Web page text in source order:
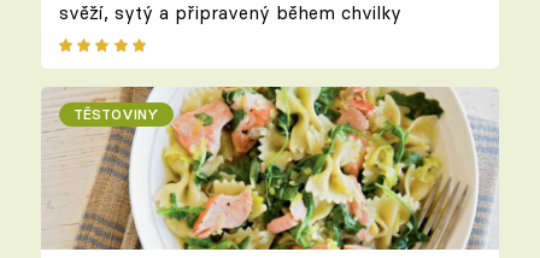
svěží, sytý a připravený během chvilky
TĚSTOVINY